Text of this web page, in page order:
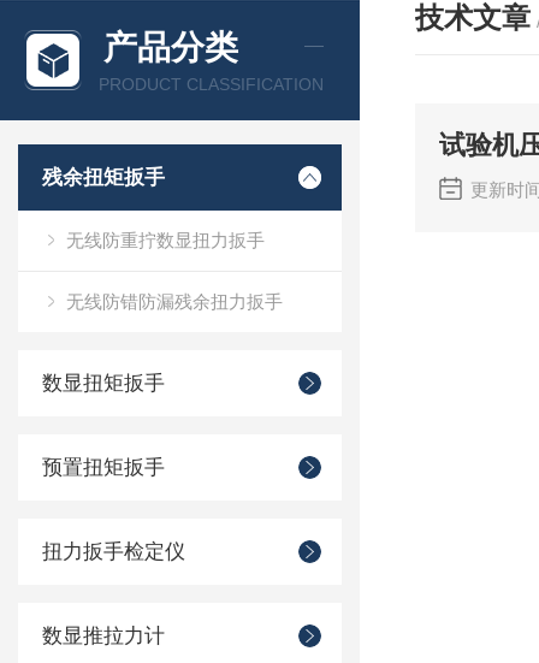
产品分类
PRODUCT CLASSIFICATION
残余扭矩扳手
无线防重拧数显扭力扳手
无线防错防漏残余扭力扳手
数显扭矩扳手
预置扭矩扳手
扭力扳手检定仪
数显推拉力计
技术文章
试验机
更新时